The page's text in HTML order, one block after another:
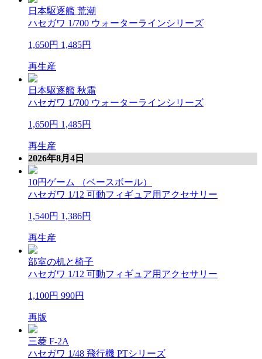
日本駆逐艦 荒潮
ハセガワ 1/700 ウォーターラインシリーズ
1,650円 1,485円
再生産
日本駆逐艦 秋霜
ハセガワ 1/700 ウォーターラインシリーズ
1,650円 1,485円
再生産
2026年8月4日
10円ゲーム （ベースボール）
ハセガワ 1/12 可動フィギュア用アクセサリー
1,540円 1,386円
再生産
部室の机と椅子
ハセガワ 1/12 可動フィギュア用アクセサリー
1,100円 990円
再版
三菱 F-2A
ハセガワ 1/48 飛行機 PTシリーズ